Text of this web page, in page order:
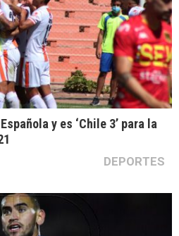
y es ‘Chile 3’ para la
DEPORTES